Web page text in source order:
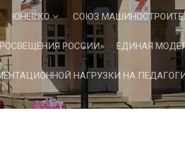
ЮНЕСКО СОЮЗ
РОССИИ» ЕДИНАЯ
НАГРУЗКИ НА